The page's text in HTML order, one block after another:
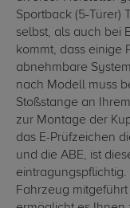
Sportback (5-Türer)
selbst, als auch bei
kommt, dass einige
abnehmbare
nach Modell muss
Stoßstange an
zur Montage der
das E-Prüfzeichen
und die ABE, ist
Fahrzeug